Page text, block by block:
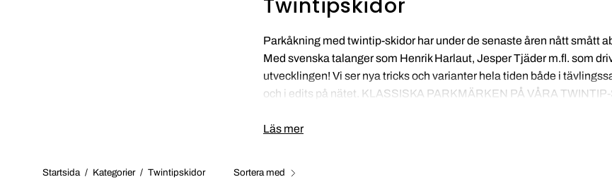
Twintipskidor
Parkåkning med twintip-skidor har under de senaste åren nått smått
Med svenska talanger som Henrik Harlaut, Jesper Tjäder m.fl. som
utvecklingen! Vi ser nya tricks och varianter hela tiden både i
och i edits på nätet. KLASSISKA PARKMÄRKEN PÅ VÅRA
Läs mer
Startsida / Kategorier / Twintipskidor Sortera med